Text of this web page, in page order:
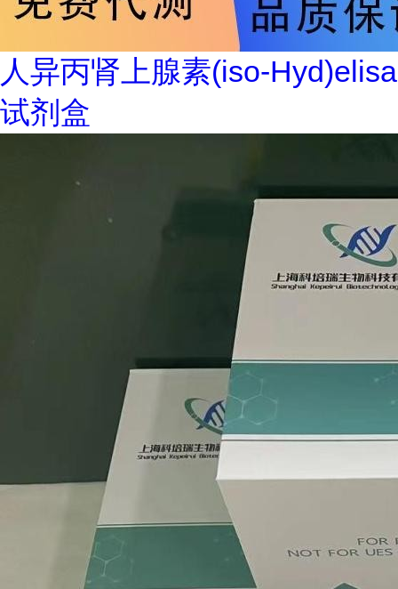
人异丙肾上腺素(iso-Hyd)elisa
试剂盒